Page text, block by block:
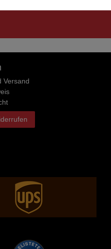
Versand